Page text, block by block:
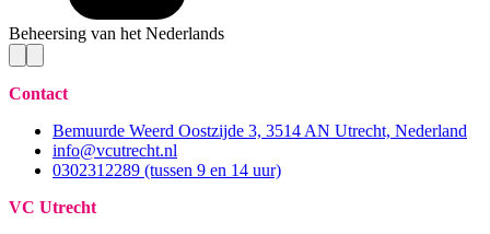
Beheersing van het Nederlands
Contact
Bemuurde Weerd Oostzijde 3, 3514 AN Utrecht, Nederland
info@vcutrecht.nl
0302312289 (tussen 9 en 14 uur)
VC Utrecht